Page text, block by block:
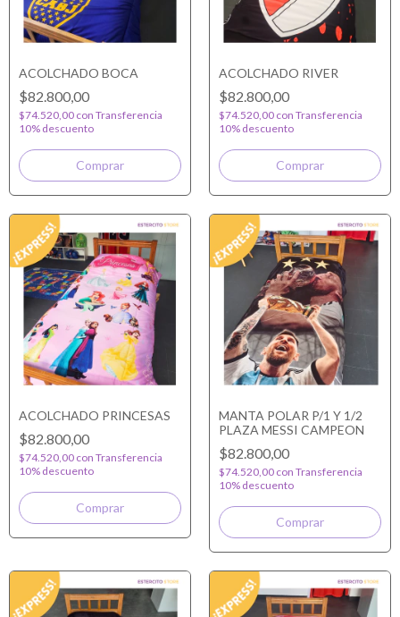
ACOLCHADO BOCA
$82.800,00
$74.520,00 con Transferencia
10% descuento
ACOLCHADO RIVER
$82.800,00
$74.520,00 con Transferencia
10% descuento
ACOLCHADO PRINCESAS
$82.800,00
$74.520,00 con Transferencia
10% descuento
MANTA POLAR P/1 Y 1/2
PLAZA MESSI CAMPEON
$82.800,00
$74.520,00 con Transferencia
10% descuento